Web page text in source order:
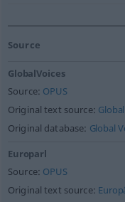
Source
GlobalVoices
Source: OPUS
Original text source:
Original database: Global
Europarl
Source: OPUS
Original text source: